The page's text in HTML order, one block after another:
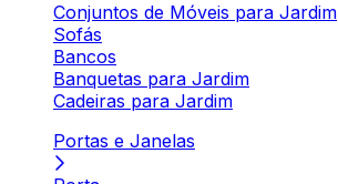
Conjuntos de Móveis para Jardim
Sofás
Bancos
Banquetas para Jardim
Cadeiras para Jardim
Portas e Janelas